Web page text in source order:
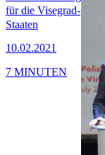
für die Visegrad-
Staaten
10.02.2021
7 MINUTEN